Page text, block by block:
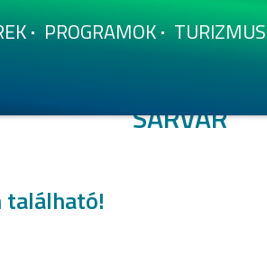
PROGRAMOK TURIZMUS
SÁRVÁR
található!